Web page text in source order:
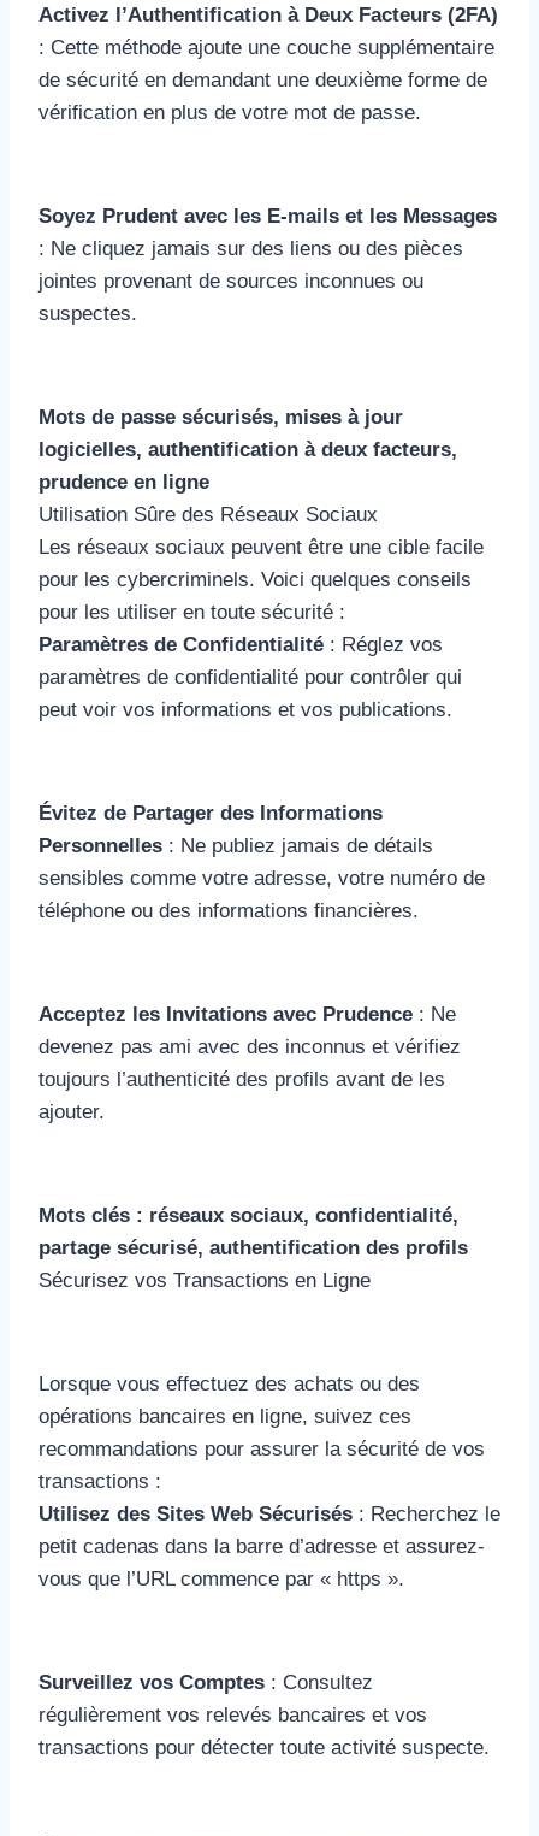
Activez l’Authentification à Deux Facteurs (2FA)
: Cette méthode ajoute une couche supplémentaire
de sécurité en demandant une deuxième forme de
vérification en plus de votre mot de passe.
Soyez Prudent avec les E-mails et les Messages
: Ne cliquez jamais sur des liens ou des pièces
jointes provenant de sources inconnues ou
suspectes.
Mots de passe sécurisés, mises à jour
logicielles, authentification à deux facteurs,
prudence en ligne
Utilisation Sûre des Réseaux Sociaux
Les réseaux sociaux peuvent être une cible facile
pour les cybercriminels. Voici quelques conseils
pour les utiliser en toute sécurité :
Paramètres de Confidentialité : Réglez vos
paramètres de confidentialité pour contrôler qui
peut voir vos informations et vos publications.
Évitez de Partager des Informations
Personnelles : Ne publiez jamais de détails
sensibles comme votre adresse, votre numéro de
téléphone ou des informations financières.
Acceptez les Invitations avec Prudence : Ne
devenez pas ami avec des inconnus et vérifiez
toujours l’authenticité des profils avant de les
ajouter.
Mots clés : réseaux sociaux, confidentialité,
partage sécurisé, authentification des profils
Sécurisez vos Transactions en Ligne
Lorsque vous effectuez des achats ou des
opérations bancaires en ligne, suivez ces
recommandations pour assurer la sécurité de vos
transactions :
Utilisez des Sites Web Sécurisés : Recherchez le
petit cadenas dans la barre d’adresse et assurez-
vous que l’URL commence par « https ».
Surveillez vos Comptes : Consultez
régulièrement vos relevés bancaires et vos
transactions pour détecter toute activité suspecte.